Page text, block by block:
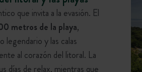
que invita a la evasión. El
metros de la playa,
y las calas
al corazón del litoral. La
días de relax, mientras que